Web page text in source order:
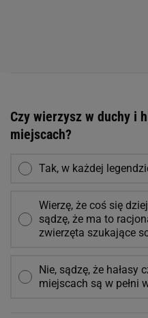
Czy wierzysz w duchy i
miejscach?
Tak, w każdej
Wierzę, że coś się
sądzę, że ma to
zwierzęta szukające
Nie, sądzę, że hałasy
miejscach są w pełni